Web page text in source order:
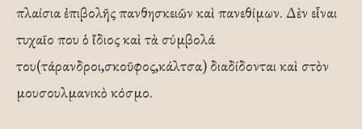
πλαίσια ἐπιβολῆς πανθησκειῶν καὶ πανεθίμων. Δὲν εἶναι
τυχαῖο που ὁ ἴδιος καὶ τὰ σύμβολά
του(τάρανδροι,σκοῦφος,κάλτσα) διαδίδονται καὶ στὸν
μουσουλμανικὸ κόσμο.